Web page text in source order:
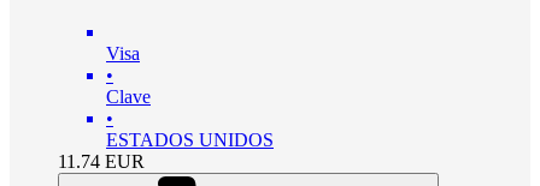
Visa
•
Clave
•
ESTADOS UNIDOS
11.74 EUR